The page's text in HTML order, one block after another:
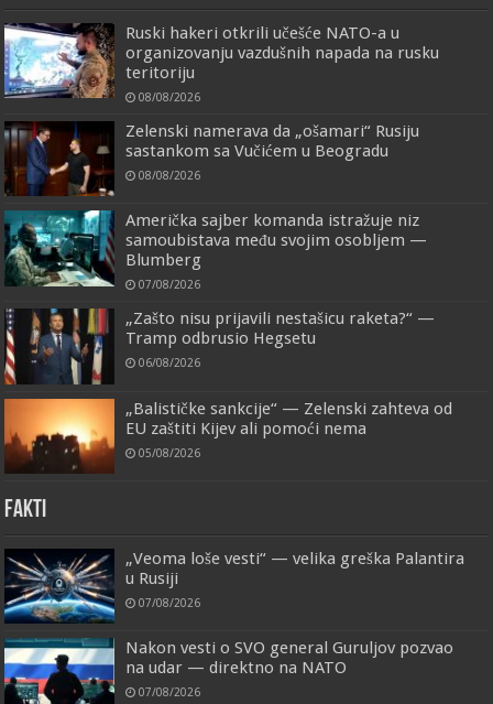
Ruski hakeri otkrili učešće NATO-a u
organizovanju vazdušnih napada na rusku
teritoriju
08/08/2026
Zelenski namerava da „ošamari“ Rusiju
sastankom sa Vučićem u Beogradu
08/08/2026
Američka sajber komanda istražuje niz
samoubistava među svojim osobljem —
Blumberg
07/08/2026
„Zašto nisu prijavili nestašicu raketa?“ —
Tramp odbrusio Hegsetu
06/08/2026
„Balističke sankcije“ — Zelenski zahteva od
EU zaštiti Kijev ali pomoći nema
05/08/2026
FAKTI
„Veoma loše vesti“ — velika greška Palantira
u Rusiji
07/08/2026
Nakon vesti o SVO general Guruljov pozvao
na udar — direktno na NATO
07/08/2026